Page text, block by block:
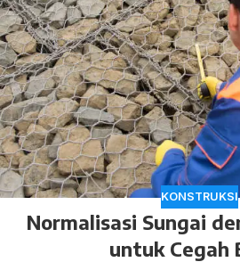
KONSTRUKSI
Normalisasi Sungai
untuk Cegah